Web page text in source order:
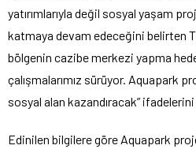
yatırımlarıyla değil sosyal yaşam
katmaya devam edeceğini belirten
bölgenin cazibe merkezi yapma
çalışmalarımız sürüyor. Aquapark
sosyal alan kazandıracak” ifadelerini
Edinilen bilgilere göre Aquapark